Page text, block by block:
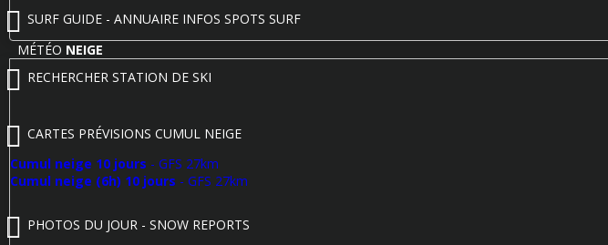
SURF GUIDE - ANNUAIRE INFOS SPOTS SURF
MÉTÉO NEIGE
RECHERCHER STATION DE SKI
CARTES PRÉVISIONS CUMUL NEIGE
Cumul neige 10 jours - GFS 27km
Cumul neige (6h) 10 jours - GFS 27km
PHOTOS DU JOUR - SNOW REPORTS